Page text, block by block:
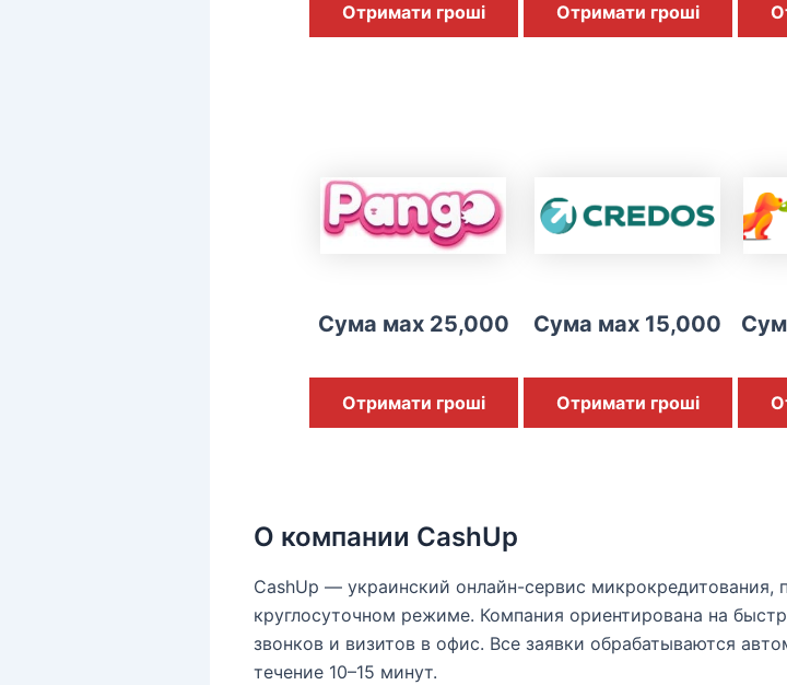
Отримати гроші Отримати гроші
Сума мах 25,000
Отримати гроші
Сума мах 15,000
Отримати гроші
О компании CashUp
CashUp — украинский онлайн-сервис
круглосуточном режиме. Компания ориентирована на
звонков и визитов в офис. Все заявки обрабатываются
течение 10–15 минут.